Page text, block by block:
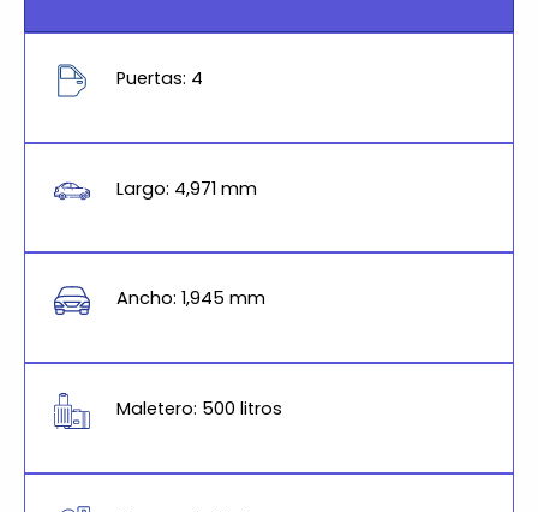
Puertas: 4
Largo: 4,971 mm
Ancho: 1,945 mm
Maletero: 500 litros